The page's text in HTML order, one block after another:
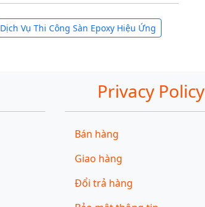
Dịch Vụ Thi Công Sàn Epoxy Hiệu Ứng
Privacy Policy
Bán hàng
Giao hàng
Đổi trả hàng